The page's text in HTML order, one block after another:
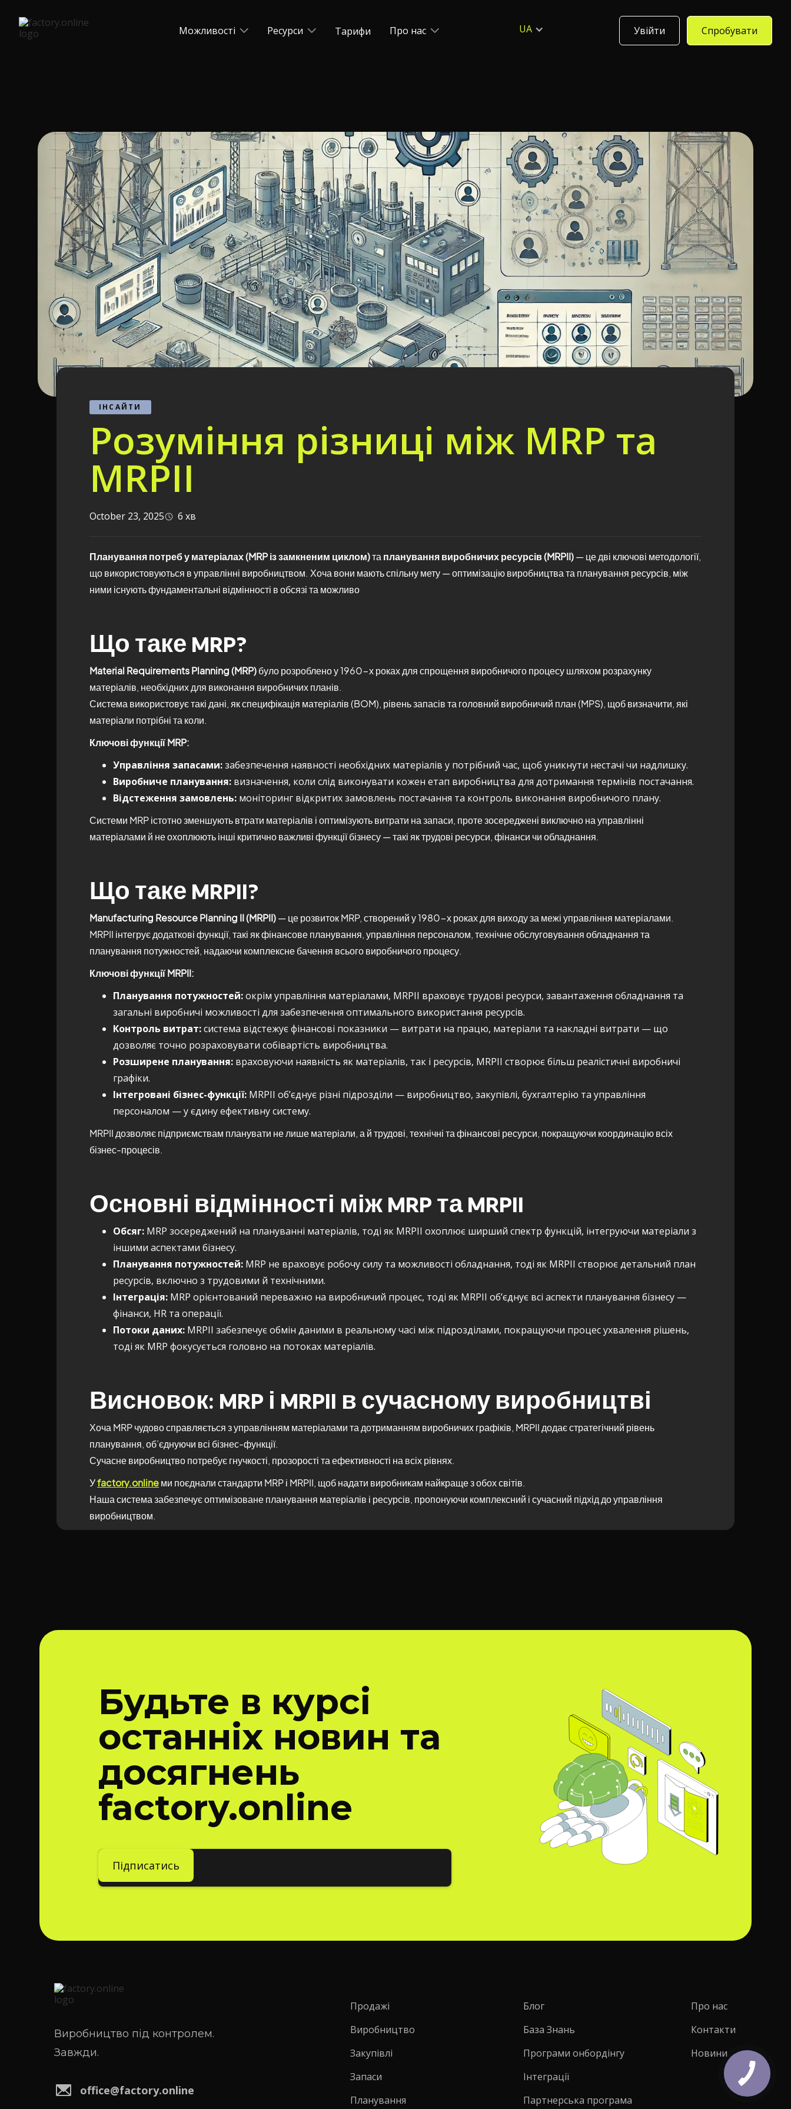
Можливості Ресурси Тарифи Про нас UA Увійти Спробувати
ІНСАЙТИ
Розуміння різниці між MRP та
MRPII
October 23, 2025 6 хв
Планування потреб у матеріалах (MRP із замкненим циклом)та планування виробничих ресурсів (MRPII)— це дві ключові методології,
що використовуються в управлінні виробництвом. Хоча вони мають спільну мету — оптимізацію виробництва та планування ресурсів, між
ними існують фундаментальні відмінності в обсязі та можливо
Що таке MRP?
Material Requirements Planning (MRP)було розроблено у 1960-х роках для спрощення виробничого процесу шляхом розрахунку
матеріалів, необхідних для виконання виробничих планів.
Система використовує такі дані, як специфікація матеріалів (BOM), рівень запасів та головний виробничий план (MPS), щоб визначити, які
матеріали потрібні та коли.
Ключові функції MRP:
Управління запасами:забезпечення наявності необхідних матеріалів у потрібний час, щоб уникнути нестачі чи надлишку.
Виробниче планування: визначення, коли слід виконувати кожен етап виробництва для дотримання термінів постачання.
Відстеження замовлень: моніторинг відкритих замовлень постачання та контроль виконання виробничого плану.
Системи MRP істотно зменшують втрати матеріалів і оптимізують витрати на запаси, проте зосереджені виключно на управлінні
матеріалами й не охоплюють інші критично важливі функції бізнесу — такі як трудові ресурси, фінанси чи обладнання.
Що таке MRPII?
Manufacturing Resource Planning II (MRPII)— це розвиток MRP, створений у 1980-х роках для виходу за межі управління матеріалами.
MRPII інтегрує додаткові функції, такі як фінансове планування, управління персоналом, технічне обслуговування обладнання та
планування потужностей, надаючи комплексне бачення всього виробничого процесу.
Ключові функції MRPII:
Планування потужностей:окрім управління матеріалами, MRPII враховує трудові ресурси, завантаження обладнання та
загальні виробничі можливості для забезпечення оптимального використання ресурсів.
Контроль витрат:система відстежує фінансові показники — витрати на працю, матеріали та накладні витрати — що
дозволяє точно розраховувати собівартість виробництва.
Розширене планування: враховуючи наявність як матеріалів, так і ресурсів, MRPII створює більш реалістичні виробничі
графіки.
Інтегровані бізнес-функції: MRPII об’єднує різні підрозділи — виробництво, закупівлі, бухгалтерію та управління
персоналом — у єдину ефективну систему.
MRPII дозволяє підприємствам планувати не лише матеріали, а й трудові, технічні та фінансові ресурси, покращуючи координацію всіх
бізнес-процесів.
Основні відмінності між MRP та MRPII
Обсяг: MRP зосереджений на плануванні матеріалів, тоді як MRPII охоплює ширший спектр функцій, інтегруючи матеріали з
іншими аспектами бізнесу.
Планування потужностей: MRP не враховує робочу силу та можливості обладнання, тоді як MRPII створює детальний план
ресурсів, включно з трудовими й технічними.
Інтеграція: MRP орієнтований переважно на виробничий процес, тоді як MRPII об’єднує всі аспекти планування бізнесу —
фінанси, HR та операції.
Потоки даних: MRPII забезпечує обмін даними в реальному часі між підрозділами, покращуючи процес ухвалення рішень,
тоді як MRP фокусується головно на потоках матеріалів.
Висновок: MRP і MRPII в сучасному виробництві
Хоча MRP чудово справляється з управлінням матеріалами та дотриманням виробничих графіків, MRPII додає стратегічний рівень
планування, об’єднуючи всі бізнес-функції.
Сучасне виробництво потребує гнучкості, прозорості та ефективності на всіх рівнях.
Уfactory.onlineми поєднали стандарти MRP і MRPII, щоб надати виробникам найкраще з обох світів.
Наша система забезпечує оптимізоване планування матеріалів і ресурсів, пропонуючи комплексний і сучасний підхід до управління
виробництвом.
Будьте в курсі
останніх новин та
досягнень
factory.online
Виробництво під контролем.
Завжди.
office@factory.online
Продажі
Виробництво
Закупівлі
Запаси
Планування
Блог
База Знань
Програми онбордінгу
Інтеграції
Партнерська програма
Про нас
Контакти
Новини